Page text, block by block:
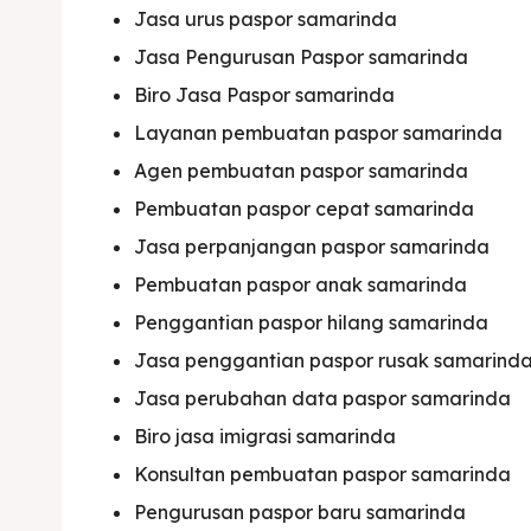
&
Home
Visa
&
Home
Visa
Jasa urus paspor samarinda
Jasa Pengurusan Paspor samarinda
Biro Jasa Paspor samarinda
Layanan pembuatan paspor samarinda
Agen pembuatan paspor samarinda
Pembuatan paspor cepat samarinda
Jasa perpanjangan paspor samarinda
Pembuatan paspor anak samarinda
Penggantian paspor hilang samarinda
Jasa penggantian paspor rusak samarinda
Jasa perubahan data paspor samarinda
Biro jasa imigrasi samarinda
Konsultan pembuatan paspor samarinda
Pengurusan paspor baru samarinda